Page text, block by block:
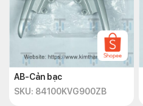
AB-Cản bạc
SKU: 84100KVG900ZB